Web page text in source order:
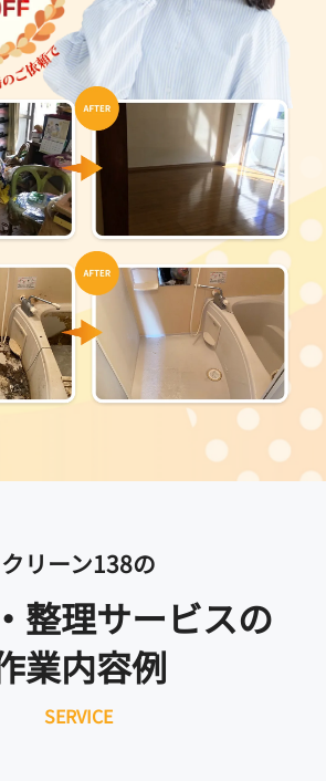
クリーン138の
整理サービスの
業内容例
SERVICE